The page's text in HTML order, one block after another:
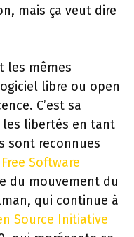
mais ça veut dire
les mêmes
libre ou open
C’est sa
les libertés en tant
sont reconnues
Free Software
du mouvement du
qui continue à
Source Initiative